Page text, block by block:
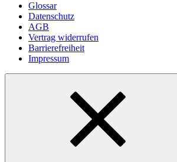
Glossar
Datenschutz
AGB
Vertrag widerrufen
Barrierefreiheit
Impressum